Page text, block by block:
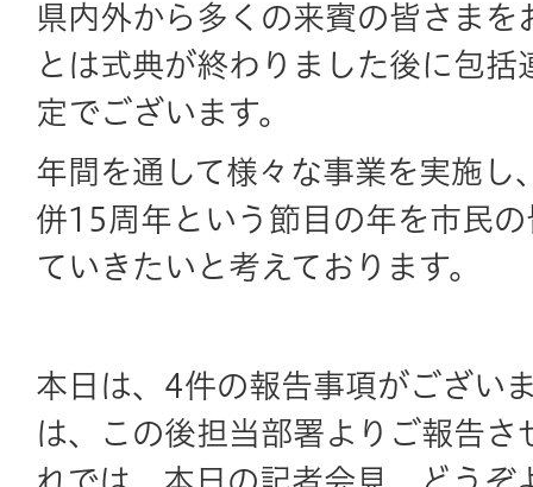
県内外から多くの来賓の皆さまを
とは式典が終わりました後に包
定でございます。
年間を通して様々な事業を実施し
併15周年という節目の年を市民
ていきたいと考えております。
本日は、4件の報告事項がござい
は、この後担当部署よりご報告さ